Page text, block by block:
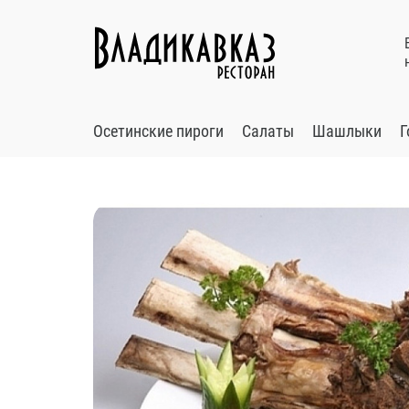
Осетинские пироги Салаты Шашлыки